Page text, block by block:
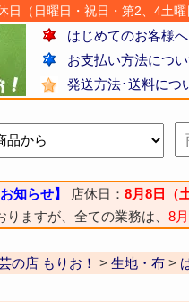
（日曜日・祝日・第2、4土曜
はじめてのお客様へ
お支払い方法につ
発送方法･送料につ
知らせ】 店休日： 8月8日（
ますが、全ての業務は、 8
の店 もりお！ > 生地・布 >